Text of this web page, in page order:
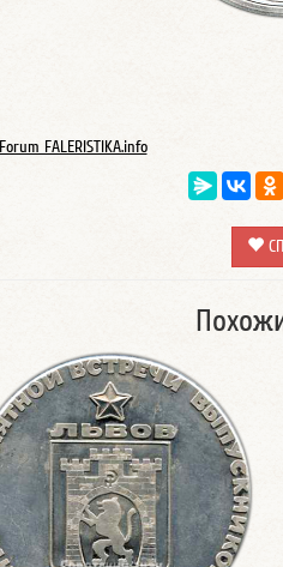
Forum FALERISTIKA.info